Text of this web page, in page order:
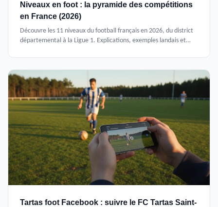
Niveaux en foot : la pyramide des compétitions
en France (2026)
Découvre les 11 niveaux du football français en 2026, du district
départemental à la Ligue 1. Explications, exemples landais et
Tartas foot Facebook : suivre le FC Tartas Saint-